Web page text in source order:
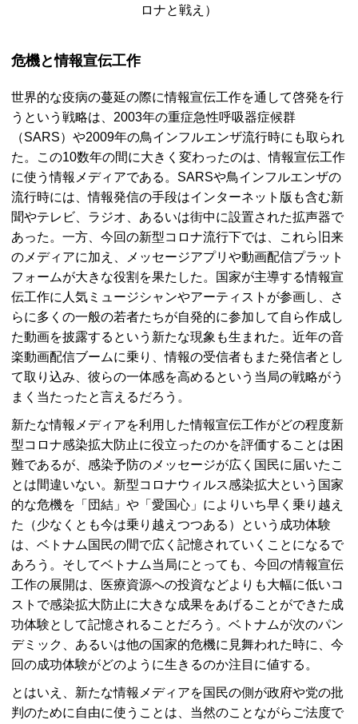
ロナと戦え）
危機と情報宣伝工作
世界的な疫病の蔓延の際に情報宣伝工作を通して啓発を行
うという戦略は、2003年の重症急性呼吸器症候群
（SARS）や2009年の鳥インフルエンザ流行時にも取られ
た。この10数年の間に大きく変わったのは、情報宣伝工作
に使う情報メディアである。SARSや鳥インフルエンザの
流行時には、情報発信の手段はインターネット版も含む新
聞やテレビ、ラジオ、あるいは街中に設置された拡声器で
あった。一方、今回の新型コロナ流行下では、これら旧来
のメディアに加え、メッセージアプリや動画配信プラット
フォームが大きな役割を果たした。国家が主導する情報宣
伝工作に人気ミュージシャンやアーティストが参画し、さ
らに多くの一般の若者たちが自発的に参加して自ら作成し
た動画を披露するという新たな現象も生まれた。近年の音
楽動画配信ブームに乗り、情報の受信者もまた発信者とし
て取り込み、彼らの一体感を高めるという当局の戦略がう
まく当たったと言えるだろう。
新たな情報メディアを利用した情報宣伝工作がどの程度新
型コロナ感染拡大防止に役立ったのかを評価することは困
難であるが、感染予防のメッセージが広く国民に届いたこ
とは間違いない。新型コロナウィルス感染拡大という国家
的な危機を「団結」や「愛国心」によりいち早く乗り越え
た（少なくとも今は乗り越えつつある）という成功体験
は、ベトナム国民の間で広く記憶されていくことになるで
あろう。そしてベトナム当局にとっても、今回の情報宣伝
工作の展開は、医療資源への投資などよりも大幅に低いコ
ストで感染拡大防止に大きな成果をあげることができた成
功体験として記憶されることだろう。ベトナムが次のパン
デミック、あるいは他の国家的危機に見舞われた時に、今
回の成功体験がどのように生きるのか注目に値する。
とはいえ、新たな情報メディアを国民の側が政府や党の批
判のために自由に使うことは、当然のことながらご法度で